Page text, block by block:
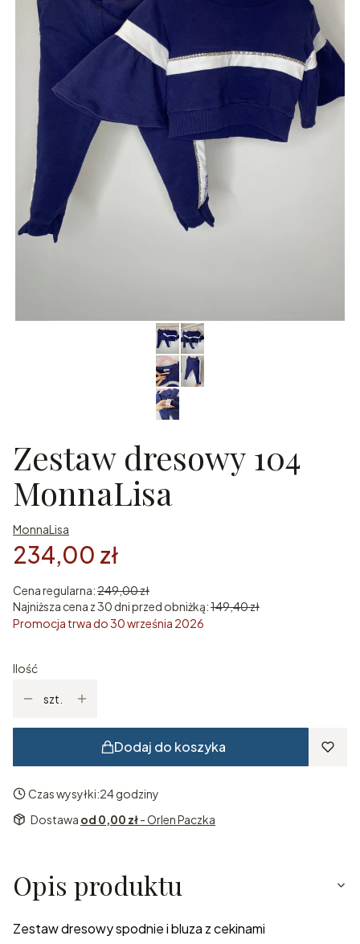
Zestaw dresowy 104
MonnaLisa
MonnaLisa
234,00 zł
Cena regularna:249,00 zł
Najniższa cena z 30 dni przed obniżką:149,40 zł
Promocja trwa do 30 września 2026
Ilość
szt.
Dodaj do koszyka
Czas wysyłki:24 godziny
Dostawa od 0,00 zł- Orlen Paczka
Opis produktu
Zestaw dresowy spodnie i bluza z cekinami